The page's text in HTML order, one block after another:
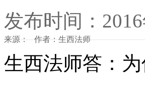
发布时间：
来源： 作者：生西法师
生西法师答：